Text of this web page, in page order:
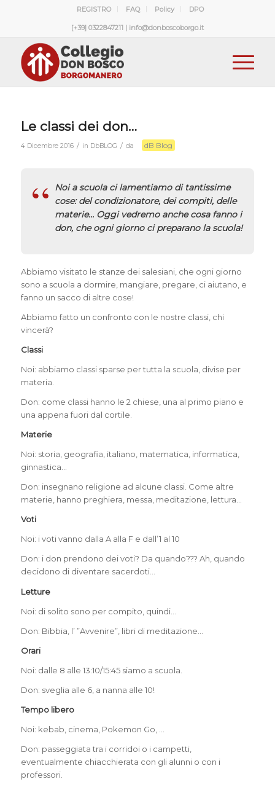
REGISTRO FAQ Policy DPO
[+39] 0322847211 | info@donboscoborgo.it
Le classi dei don…
4 Dicembre 2016 / in DbBLOG / da dB Blog
Noi a scuola ci lamentiamo di tantissime
cose: del condizionatore, dei compiti, delle
materie… Oggi vedremo anche cosa fanno i
don, che ogni giorno ci preparano la scuola!
Abbiamo visitato le stanze dei salesiani, che ogni giorno
sono a scuola a dormire, mangiare, pregare, ci aiutano, e
fanno un sacco di altre cose!
Abbiamo fatto un confronto con le nostre classi, chi
vincerà?
Classi
Noi: abbiamo classi sparse per tutta la scuola, divise per
materia.
Don: come classi hanno le 2 chiese, una al primo piano e
una appena fuori dal cortile.
Materie
Noi: storia, geografia, italiano, matematica, informatica,
ginnastica…
Don: insegnano religione ad alcune classi. Come altre
materie, hanno preghiera, messa, meditazione, lettura…
Voti
Noi: i voti vanno dalla A alla F e dall’1 al 10
Don: i don prendono dei voti? Da quando??? Ah, quando
decidono di diventare sacerdoti…
Letture
Noi: di solito sono per compito, quindi…
Don: Bibbia, l’ ”Avvenire”, libri di meditazione…
Orari
Noi: dalle 8 alle 13:10/15:45 siamo a scuola.
Don: sveglia alle 6, a nanna alle 10!
Tempo libero
Noi: kebab, cinema, Pokemon Go, …
Don: passeggiata tra i corridoi o i campetti,
eventualmente chiacchierata con gli alunni o con i
professori.